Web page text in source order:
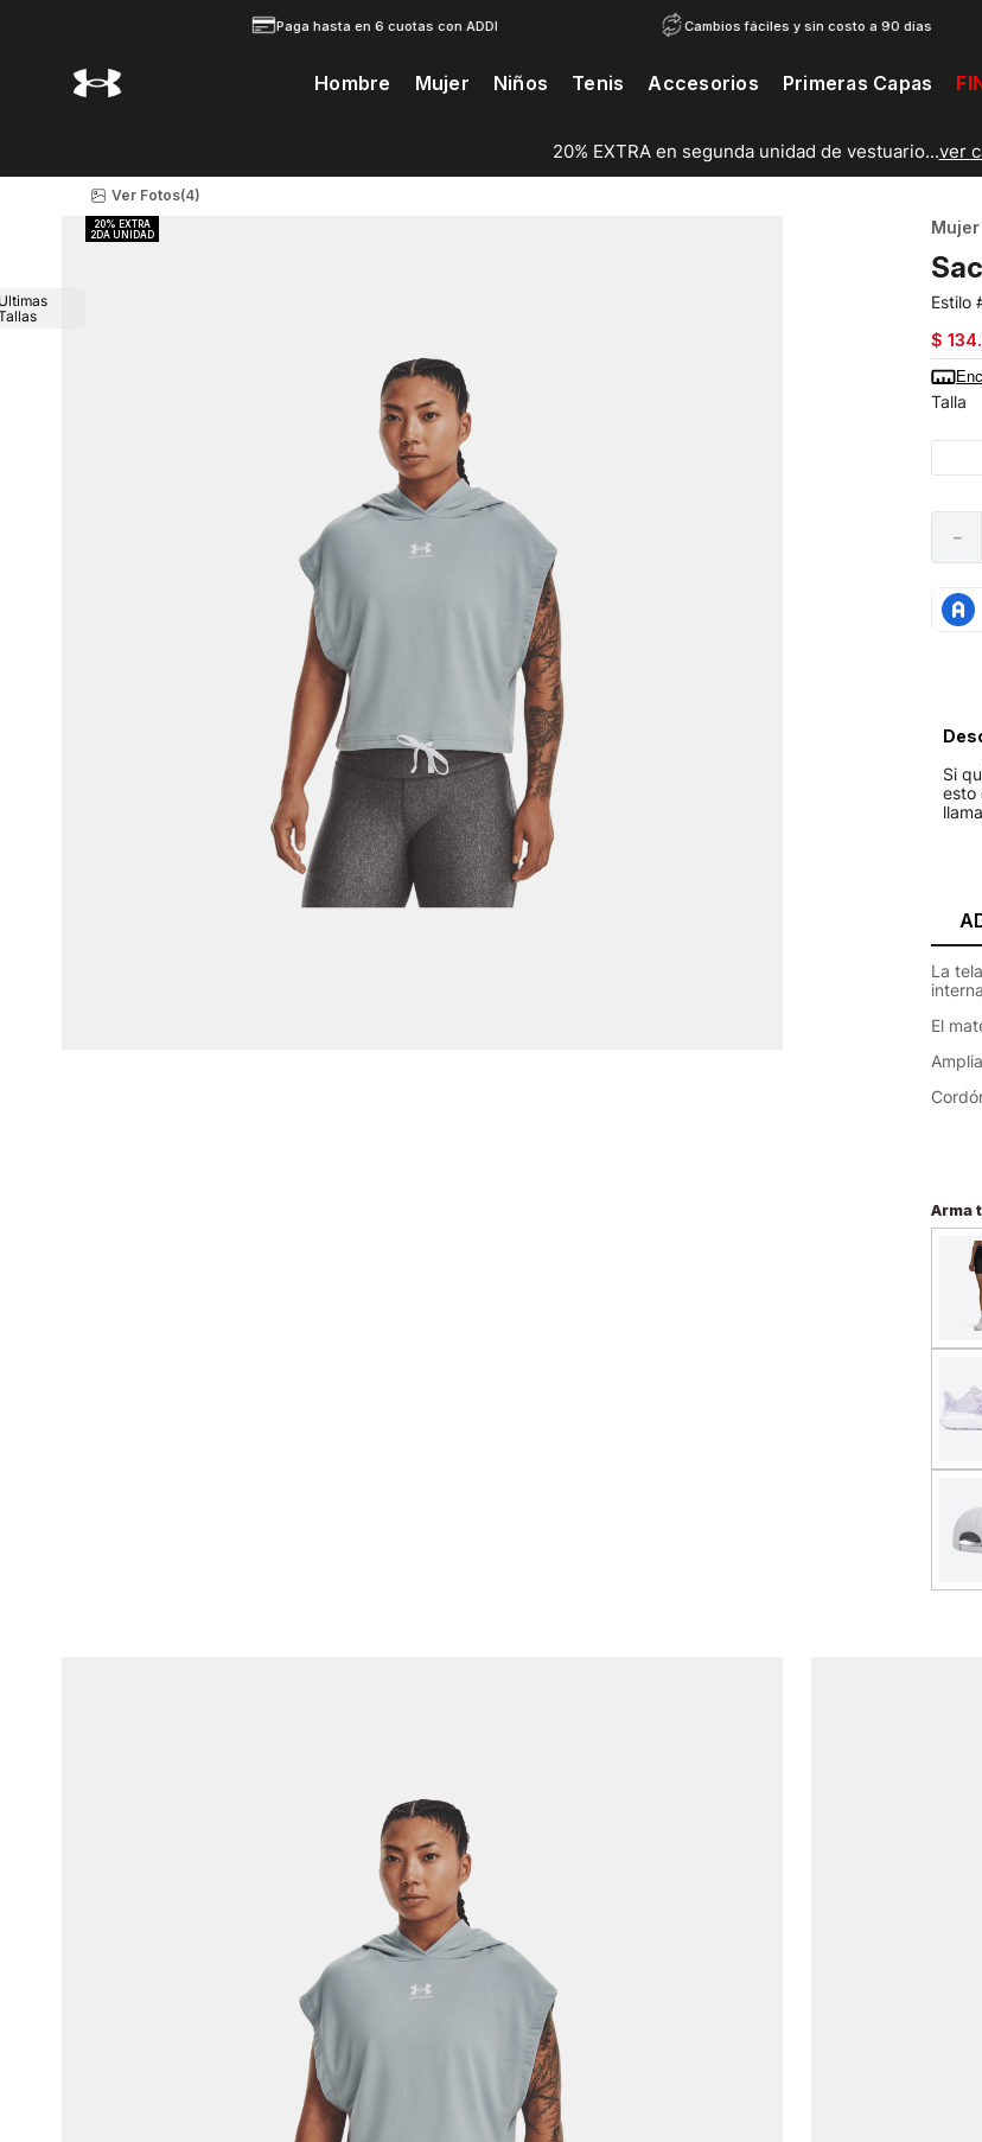
Paga hasta en 6 cuotas con ADDI Cambios fáciles y sin costo a 90 días
Hombre Mujer Niños Tenis Accesorios Primeras Capas
20% EXTRA en segunda unidad de vestuario...ver
Ver Fotos(4)
Mujer
$ 134.
Talla
－
Si
esto
La
El
Arma